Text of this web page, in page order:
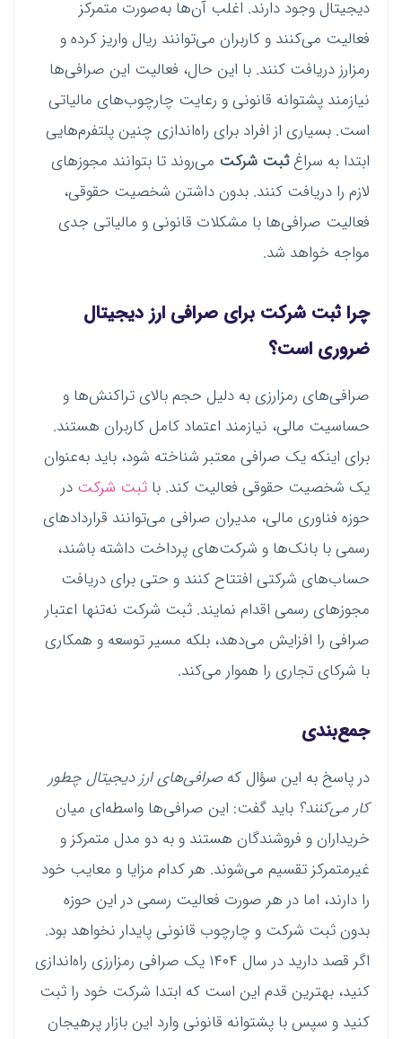
دیجیتال وجود دارند. اغلب آن‌ها به‌صورت متمرکز
فعالیت می‌کنند و کاربران می‌توانند ریال واریز کرده و
رمزارز دریافت کنند. با این حال، فعالیت این صرافی‌ها
نیازمند پشتوانه قانونی و رعایت چارچوب‌های مالیاتی
است. بسیاری از افراد برای راه‌اندازی چنین پلتفرم‌هایی
ابتدا به سراغثبت شرکت می‌روند تا بتوانند مجوزهای
لازم را دریافت کنند. بدون داشتن شخصیت حقوقی،
فعالیت صرافی‌ها با مشکلات قانونی و مالیاتی جدی
مواجه خواهد شد.
چرا ثبت شرکت برای صرافی ارز دیجیتال
ضروری است؟
صرافی‌های رمزارزی به دلیل حجم بالای تراکنش‌ها و
حساسیت مالی، نیازمند اعتماد کامل کاربران هستند.
برای اینکه یک صرافی معتبر شناخته شود، باید به‌عنوان
یک شخصیت حقوقی فعالیت کند. با ثبت شرکت در
حوزه فناوری مالی، مدیران صرافی می‌توانند قراردادهای
رسمی با بانک‌ها و شرکت‌های پرداخت داشته باشند،
حساب‌های شرکتی افتتاح کنند و حتی برای دریافت
مجوزهای رسمی اقدام نمایند. ثبت شرکت نه‌تنها اعتبار
صرافی را افزایش می‌دهد، بلکه مسیر توسعه و همکاری
با شرکای تجاری را هموار می‌کند.
جمع‌بندی
در پاسخ به این سؤال که صرافی‌های ارز دیجیتال چطور
کار می‌کنند؟ باید گفت: این صرافی‌ها واسطه‌ای میان
خریداران و فروشندگان هستند و به دو مدل متمرکز و
غیرمتمرکز تقسیم می‌شوند. هر کدام مزایا و معایب خود
را دارند، اما در هر صورت فعالیت رسمی در این حوزه
بدون ثبت شرکت و چارچوب قانونی پایدار نخواهد بود.
اگر قصد دارید در سال ۱۴۰۴ یک صرافی رمزارزی راه‌اندازی
کنید، بهترین قدم این است که ابتدا شرکت خود را ثبت
کنید و سپس با پشتوانه قانونی وارد این بازار پرهیجان